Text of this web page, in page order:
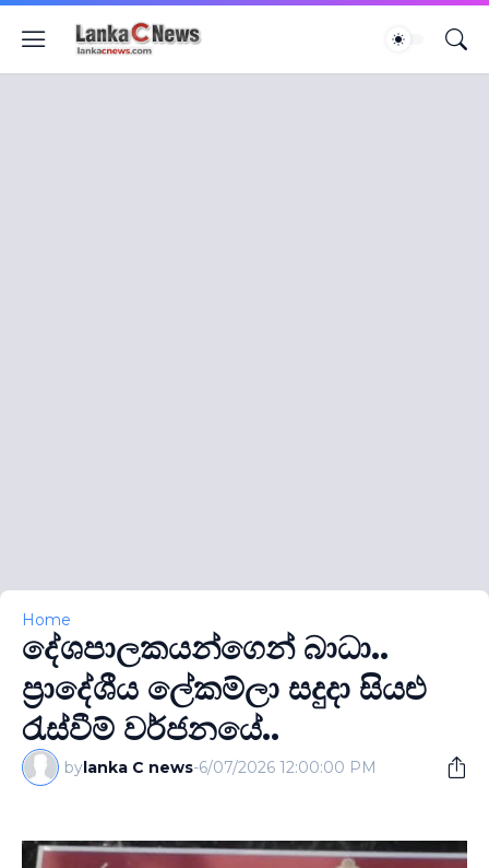
Home
දේශපාලකයන්ගෙන් බාධා..
ප‍්‍රාදේශීය ලේකම්ලා සදුදා සියළු
රැස්වීම් වර්ජනයේ..
bylanka C news-6/07/2026 12:00:00 PM